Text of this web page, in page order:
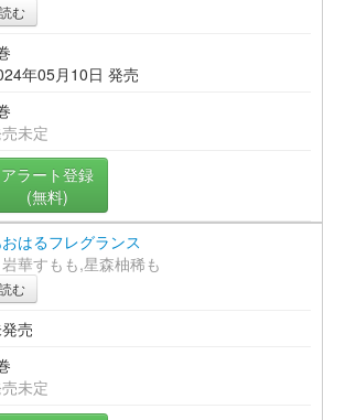
読む
年05月10日 発売
未定
アラート登録
(無料)
はるフレグランス
岩華すもも,星森柚稀も
読む
売
未定